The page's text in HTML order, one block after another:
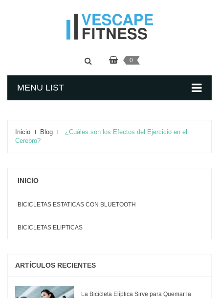
0
MENU LIST
Inicio Blog
¿Cuáles son los Efectos del Ejercicio en el
Cerebro?
INICIO
BICICLETAS ESTATICAS CON BLUETOOTH
BICICLETAS ELIPTICAS
ARTÍCULOS RECIENTES
La Bicicleta Elíptica Sirve para Quemar la